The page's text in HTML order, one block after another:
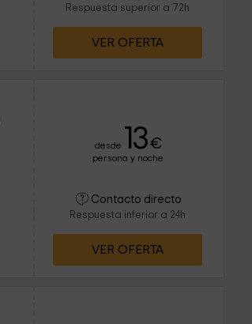
Respuesta superior a 72h
VER OFERTA
desde 13€
persona y noche
Contacto directo
Respuesta inferior a 24h
VER OFERTA